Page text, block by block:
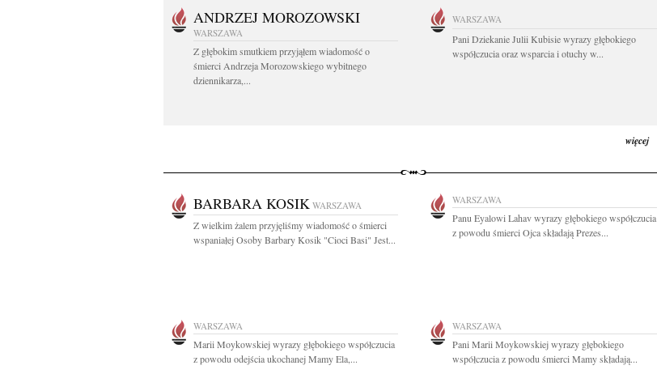
ANDRZEJ MOROZOWSKI
WARSZAWA
Z głębokim smutkiem przyjąłem wiadomość o
śmierci Andrzeja Morozowskiego wybitnego
dziennikarza,...
WARSZAWA
Pani Dziekanie Julii Kubisie wyrazy głębokiego
współczucia oraz wsparcia i otuchy w...
więcej
BARBARA KOSIK WARSZAWA
Z wielkim żalem przyjęliśmy wiadomość o śmierci
wspaniałej Osoby Barbary Kosik "Cioci Basi" Jest...
WARSZAWA
Panu Eyalowi Lahav wyrazy głębokiego współczucia
z powodu śmierci Ojca składają Prezes...
WARSZAWA
Marii Moykowskiej wyrazy głębokiego współczucia
z powodu odejścia ukochanej Mamy Ela,...
WARSZAWA
Pani Marii Moykowskiej wyrazy głębokiego
współczucia z powodu śmierci Mamy składają...